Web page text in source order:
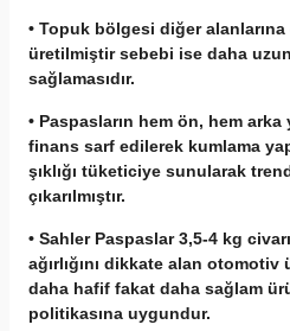
• Topuk bölgesi diğer alanlarına
üretilmiştir sebebi ise daha
sağlamasıdır.
• Paspasların hem ön, hem
finans sarf edilerek kumlama
şıklığı tüketiciye sunularak
çıkarılmıştır.
• Sahler Paspaslar 3,5-4 kg
ağırlığını dikkate alan
daha hafif fakat daha sağlam
politikasına uygundur.